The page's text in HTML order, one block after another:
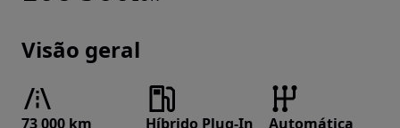
Visão geral
73 000 km Híbrido Plug-In Automática